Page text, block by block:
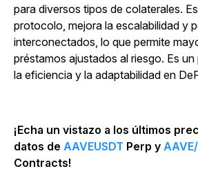
para diversos tipos de colaterales.
protocolo, mejora la escalabilidad y
interconectados, lo que permite
préstamos ajustados al riesgo. Es
la eficiencia y la adaptabilidad en
¡Echa un vistazo a los últimos
datos de AAVEUSDT Perp y
Contracts!